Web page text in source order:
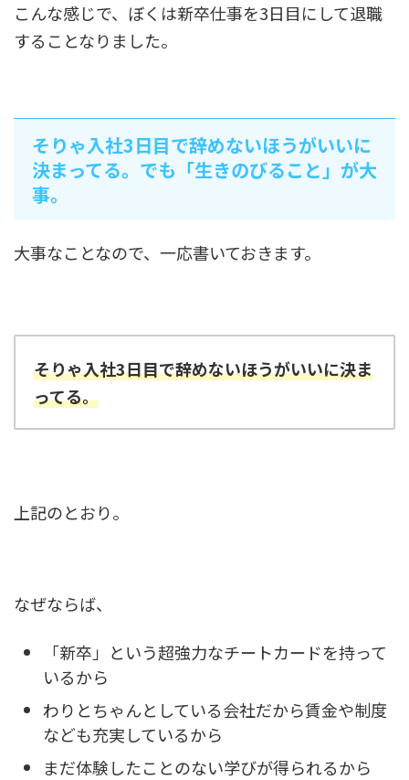
こんな感じで、ぼくは新卒仕事を3日目にして退職
することなりました。
そりゃ入社3日目で辞めないほうがいいに
決まってる。でも「生きのびること」が大
事。
大事なことなので、一応書いておきます。
そりゃ入社3日目で辞めないほうがいいに決ま
ってる。
上記のとおり。
なぜならば、
「新卒」という超強力なチートカードを持って
いるから
わりとちゃんとしている会社だから賃金や制度
なども充実しているから
まだ体験したことのない学びが得られるから